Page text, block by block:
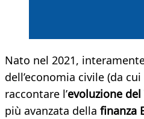
Nato nel 2021,
dell’economia civile (da
raccontare l’evoluzione
più avanzata della finanza